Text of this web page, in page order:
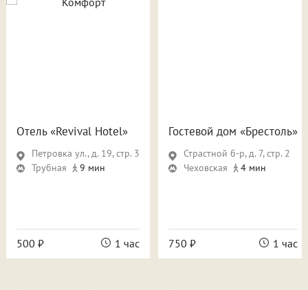
Отель «Revival Hotel»
Петровка ул., д. 19, стр. 3
Трубная
9 мин
500 ₽ 1 час
Гостевой дом «Брестоль»
Страстной б-р, д. 7, стр. 2
Чеховская
4 мин
750 ₽ 1 час